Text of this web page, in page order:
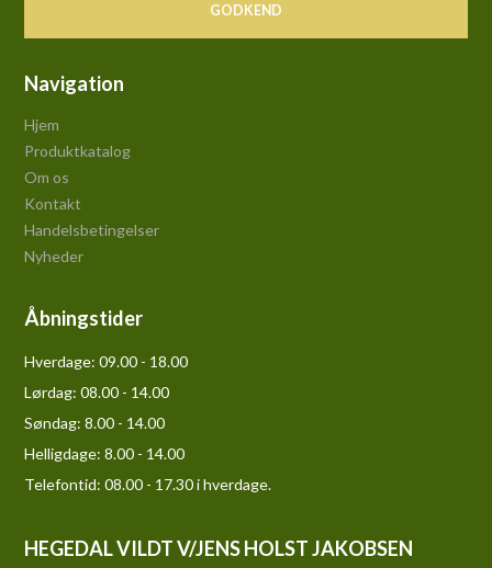
GODKEND
Navigation
Hjem
Produktkatalog
Om os
Kontakt
Handelsbetingelser
Nyheder
Åbningstider
Hverdage: 09.00 - 18.00
Lørdag: 08.00 - 14.00
Søndag: 8.00 - 14.00
Helligdage: 8.00 - 14.00
Telefontid: 08.00 - 17.30 i hverdage.
HEGEDAL VILDT V/JENS HOLST JAKOBSEN